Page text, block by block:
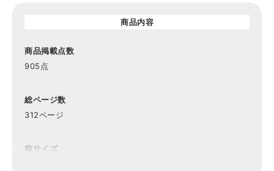
商品内容
商品掲載点数
905点
総ページ数
312ページ
箱サイズ